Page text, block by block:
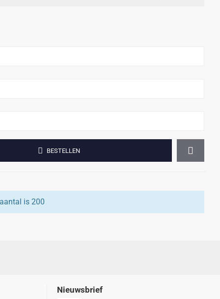
BESTELLEN
is 200
Nieuwsbrief